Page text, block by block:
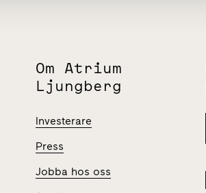
Om Atrium
Ljungberg
Investerare
Press
Jobba hos oss